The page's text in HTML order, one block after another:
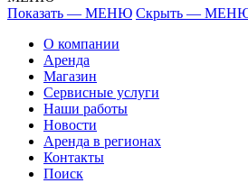
Показать — МЕНЮ Скрыть —
О компании
Аренда
Магазин
Сервисные услуги
Наши работы
Новости
Аренда в регионах
Контакты
Поиск